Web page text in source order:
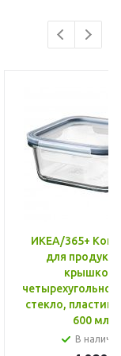
ИКЕА/365+
для
крышкой,
стекло, пластик
600 мл
В